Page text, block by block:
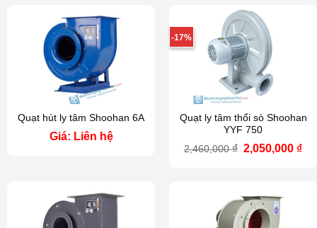
Quạt hút ly tâm Shoohan 6A
Giá: Liên hệ
-17%
Quạt ly tâm thổi sò Shoohan
YYF 750
2,460,000₫ Giá
2,050,000 ₫